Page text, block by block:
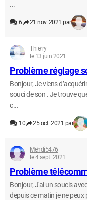
...
6 21 nov. 2021 par
Thierry
le 13 juin 2021
Problème réglage
Bonjour, Je viens
souci de son . Je trouve
c...
10 25 oct. 2021 par
Mehdi5476
le 4 sept. 2021
Problème
Bonjour, J'ai un soucis
depuis ce matin je ne peux